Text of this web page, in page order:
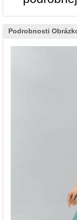
Podrobnosti